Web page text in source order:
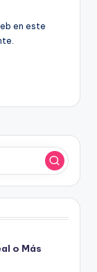
en este
o Más